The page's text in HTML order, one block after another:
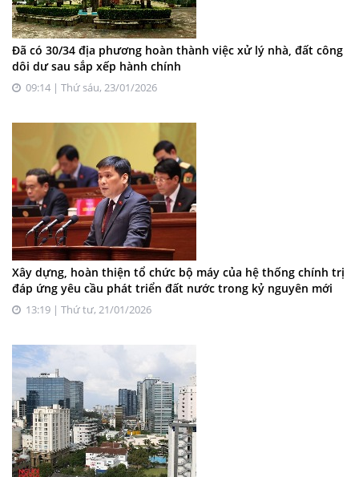
Đã có 30/34 địa phương hoàn thành việc xử lý nhà, đất công
dôi dư sau sắp xếp hành chính
09:14 | Thứ sáu, 23/01/2026
Xây dựng, hoàn thiện tổ chức bộ máy của hệ thống chính trị
đáp ứng yêu cầu phát triển đất nước trong kỷ nguyên mới
13:19 | Thứ tư, 21/01/2026